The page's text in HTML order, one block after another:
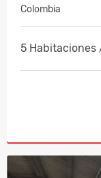
Colombia
5 Habitaciones